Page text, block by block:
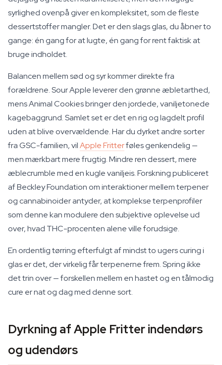
syrlighed ovenpå giver en kompleksitet, som de fleste
dessertstoffer mangler. Det er den slags glas, du åbner to
gange: én gang for at lugte, én gang for rent faktisk at
bruge indholdet.
Balancen mellem sød og syr kommer direkte fra
forældrene. Sour Apple leverer den grønne æbletarthed,
mens Animal Cookies bringer den jordede, vaniljetonede
kagebaggrund. Samlet set er det en rig og lagdelt profil
uden at blive overvældende. Har du dyrket andre sorter
fra GSC-familien, vilApple Fritterføles genkendelig —
men mærkbart mere frugtig. Mindre ren dessert, mere
æblecrumble med en kugle vaniljeis. Forskning publiceret
af Beckley Foundation om interaktioner mellem terpener
og cannabinoider antyder, at komplekse terpenprofiler
som denne kan modulere den subjektive oplevelse ud
over, hvad THC-procenten alene ville forudsige.
En ordentlig tørring efterfulgt af mindst to ugers curing i
glas er det, der virkelig får terpenerne frem. Spring ikke
det trin over — forskellen mellem en hastet og en tålmodig
cure er nat og dag med denne sort.
Dyrkning af Apple Fritter indendørs
og udendørs